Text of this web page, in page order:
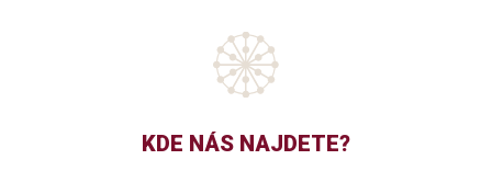
KDE NÁS NAJDETE?